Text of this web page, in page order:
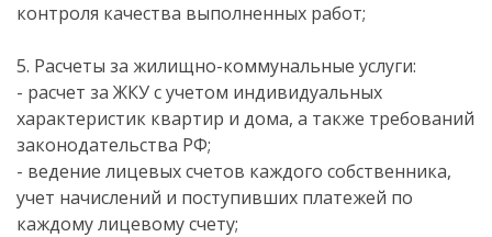
контроля качества выполненных работ;
5. Расчеты за жилищно-коммунальные услуги:
- расчет за ЖКУ с учетом индивидуальных
характеристик квартир и дома, а также требований
законодательства РФ;
- ведение лицевых счетов каждого собственника,
учет начислений и поступивших платежей по
каждому лицевому счету;